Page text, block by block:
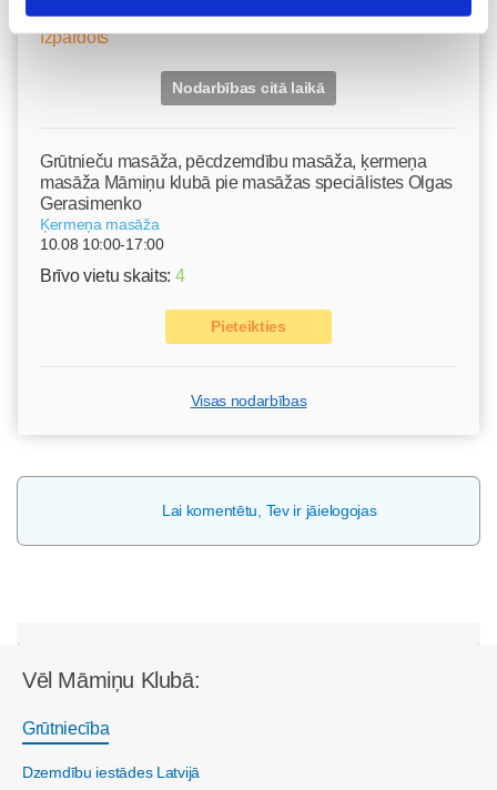
Izpārdots
Nodarbības citā laikā
Grūtnieču masāža, pēcdzemdību masāža, ķermeņa
masāža Māmiņu klubā pie masāžas speciālistes Olgas
Gerasimenko
Ķermeņa masāža
10.08 10:00-17:00
Brīvo vietu skaits: 4
Pieteikties
Visas nodarbības
Lai komentētu, Tev ir jāielogojas
Vēl Māmiņu Klubā:
Grūtniecība
Dzemdību iestādes Latvijā